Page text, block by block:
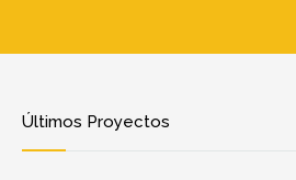
Últimos Proyectos